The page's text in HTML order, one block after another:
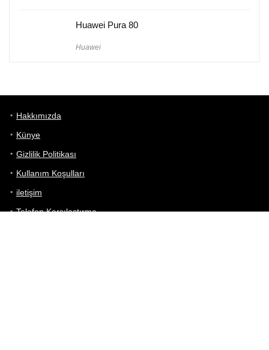
Huawei Pura 80
Huawei
Hakkımızda
Künye
Gizlilik Politikası
Kullanım Koşulları
iletişim
Telefon Karşılaştırma